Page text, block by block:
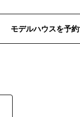
モデルハウスを予